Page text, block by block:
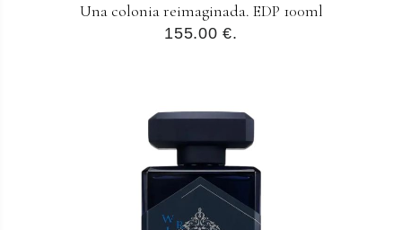
Una colonia reimaginada. EDP 100ml
155.00 €.